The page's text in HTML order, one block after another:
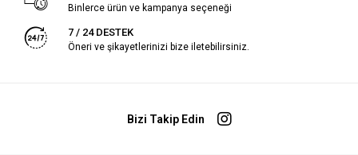
Binlerce ürün ve kampanya seçeneği
7 / 24 DESTEK
Öneri ve şikayetlerinizi bize iletebilirsiniz.
Bizi Takip Edin